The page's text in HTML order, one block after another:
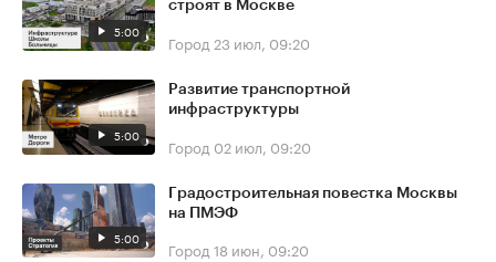
5:00
строят в Москве
Город 23 июл, 09:20
5:00
Развитие транспортной
инфраструктуры
Город 02 июл, 09:20
5:00
Градостроительная повестка Москвы
на ПМЭФ
Город 18 июн, 09:20